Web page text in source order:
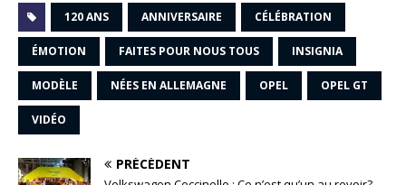
120 ANS ANNIVERSAIRE CÉLÉBRATION
ÉMOTION FAITES POUR NOUS TOUS INSIGNIA
MODÈLE NÉES EN ALLEMAGNE OPEL OPEL GT
VIDÉO
PRÉCÉDENT